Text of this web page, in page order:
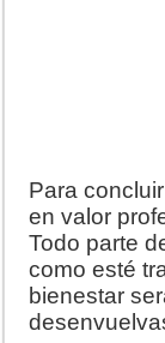
Para
en valor
Todo parte
como esté
bienestar